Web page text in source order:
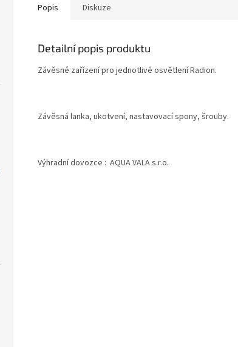
Popis Diskuze
Detailní popis produktu
Závěsné zařízení pro jednotlivé osvětlení Radion.
Závěsná lanka, ukotvení, nastavovací spony, šrouby.
Výhradní dovozce : AQUA VALA s.r.o.